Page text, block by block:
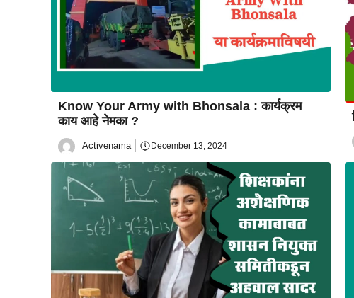
Know Your Army with Bhonsala : कार्यक्रम
काय आहे नेमका ?
Activenama December 13, 2024